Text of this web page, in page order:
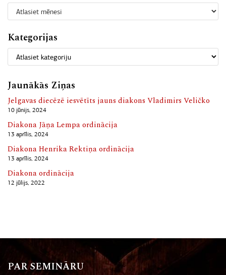
Kategorijas
Jaunākās Ziņas
Jelgavas diecēzē iesvētīts jauns diakons Vladimirs Veličko
10 jūnijs, 2024
Diakona Jāņa Lempa ordinācija
13 aprīlis, 2024
Diakona Henrika Rektiņa ordinācija
13 aprīlis, 2024
Diakona ordinācija
12 jūlijs, 2022
PAR SEMINĀRU